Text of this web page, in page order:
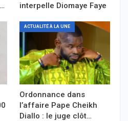
interpelle Diomaye Faye
ACTUALITÉ À LA UNE
Ordonnance dans
l’affaire Pape Cheikh
Diallo : le juge clôt…